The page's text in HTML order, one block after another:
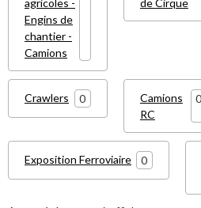
agricoles -
Engins de
chantier -
Camions
de Cirque
Crawlers 0
Camions
RC
Exposition Ferroviaire 0